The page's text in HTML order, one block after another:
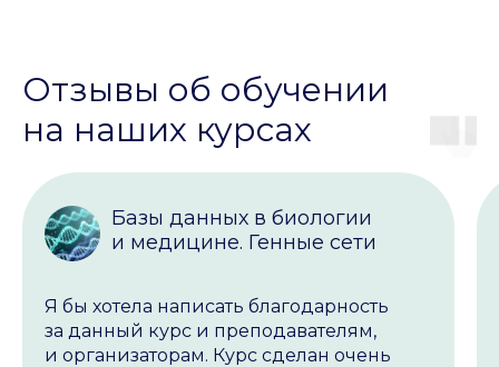
Отзывы об обучении
на наших курсах
Базы данных в биологии
и медицине. Генные сети
Я бы хотела написать благодарность
за данный курс и преподавателям,
и организаторам. Курс сделан очень